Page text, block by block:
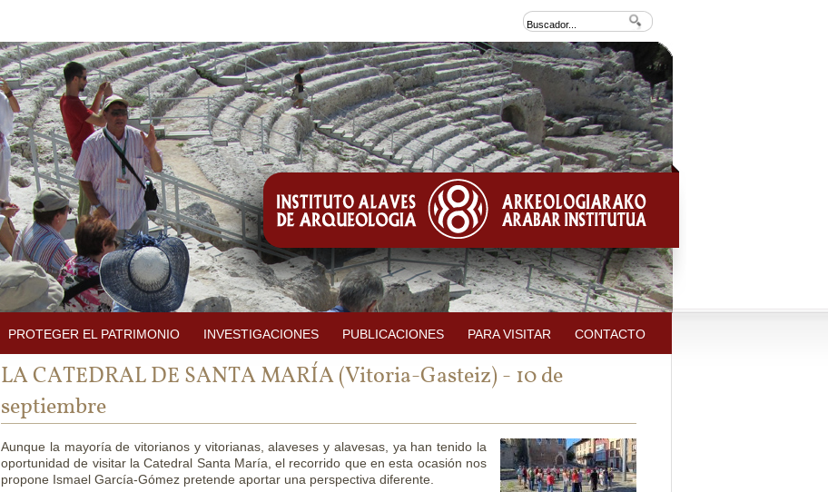
PROTEGER EL PATRIMONIO INVESTIGACIONES PUBLICACIONES PARA VISITAR
CONTACTO
LA CATEDRAL DE SANTA MARÍA (Vitoria-Gasteiz) - 10 de
septiembre
Aunque la mayoría de vitorianos y vitorianas, alaveses y alavesas, ya han tenido la
oportunidad de visitar la Catedral Santa María, el recorrido que en esta ocasión nos
propone Ismael García-Gómez pretende aportar una perspectiva diferente.